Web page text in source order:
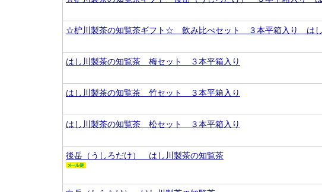
☆枦川製茶の知覧茶ギフト☆ 飲み比べセット ３本平箱入り はし
はし川製茶の知覧茶 梅セット ３本平箱入り
はし川製茶の知覧茶 竹セット ３本平箱入り
はし川製茶の知覧茶 松セット ３本平箱入り
後岳（うしろだけ） はし川製茶の知覧茶